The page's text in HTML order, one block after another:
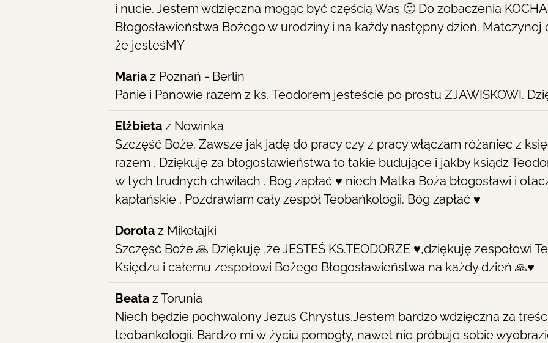
i nucie. Jestem wdzięczna mogąc być częścią Was 🙂 Do zobaczenia
Błogosławieństwa Bożego w urodziny i na każdy następny dzień. Matczynej
że jesteśMY
Maria z Poznań - Berlin
Panie i Panowie razem z ks. Teodorem jesteście po prostu ZJAWISKOWI.
Elżbieta z Nowinka
Szczęść Boże. Zawsze jak jadę do pracy czy z pracy włączam różaniec z
razem . Dziękuję za błogosławieństwa to takie budujące i jakby ksiądz
w tych trudnych chwilach . Bóg zapłać ♥️ niech Matka Boża błogosławi i
kapłańskie . Pozdrawiam cały zespół Teobańkologii. Bóg zapłać ♥️
Dorota z Mikołajki
Szczęść Boże 🙏 Dziękuję ,że JESTEŚ KS.TEODORZE ♥️,dziękuję zespołowi
Księdzu i całemu zespołowi Bożego Błogosławieństwa na każdy dzień 🙏♥️
Beata zTorunia
Niech będzie pochwalony Jezus Chrystus.Jestem bardzo wdzięczna za
teobańkologii. Bardzo mi w życiu pomogły, nawet nie próbuje sobie